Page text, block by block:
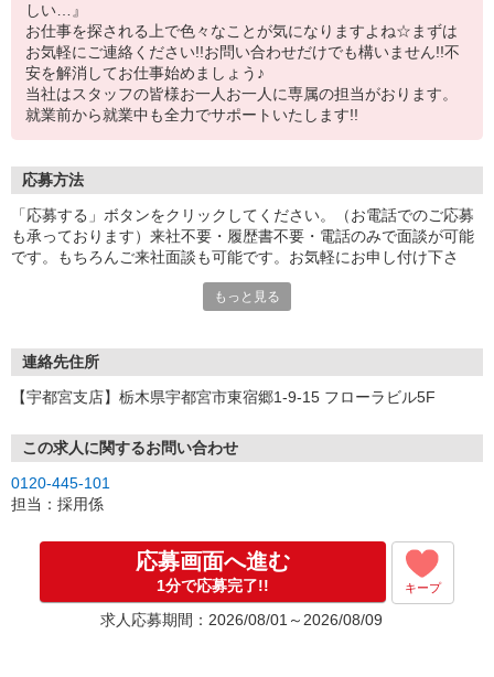
しい…』
お仕事を探される上で色々なことが気になりますよね☆まずは
お気軽にご連絡ください!!お問い合わせだけでも構いません!!不
安を解消してお仕事始めましょう♪
当社はスタッフの皆様お一人お一人に専属の担当がおります。
就業前から就業中も全力でサポートいたします!!
応募方法
「応募する」ボタンをクリックしてください。（お電話でのご応募
も承っております）来社不要・履歴書不要・電話のみで面談が可能
です。もちろんご来社面談も可能です。お気軽にお申し付け下さ
もっと見る
連絡先住所
【宇都宮支店】栃木県宇都宮市東宿郷1-9-15 フローラビル5F
この求人に関するお問い合わせ
0120-445-101
担当：採用係
応募画面へ進む
1分で応募完了!! キープ
求人応募期間：2026/08/01～2026/08/09